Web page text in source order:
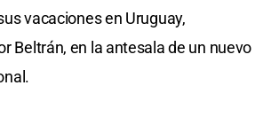
vacaciones en Uruguay,
Beltrán, en la antesala de un nuevo